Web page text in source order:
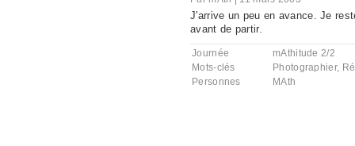
J'arrive un peu en avance. Je
avant de partir.
Journée
mAthitude 2/2
Mots-clés
Photographier,
Personnes
MAth